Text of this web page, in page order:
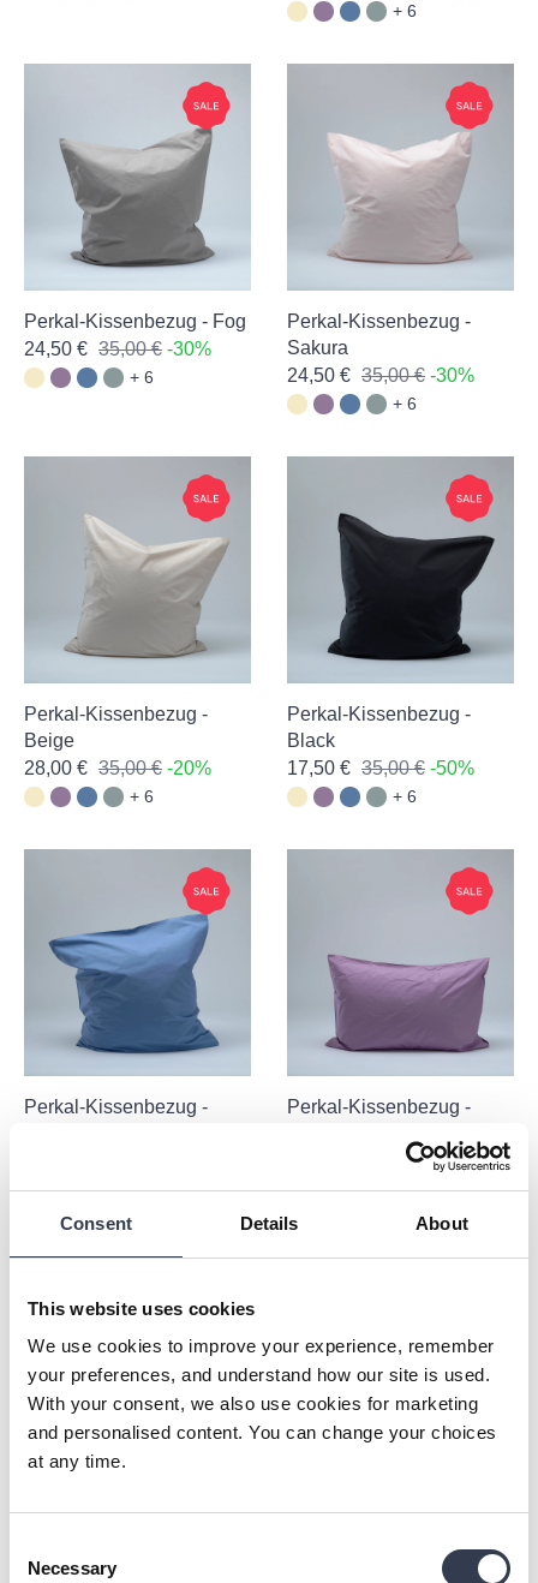
Consent Details About
This website uses cookies
We use cookies to improve your experience, remember
your preferences, and understand how our site is used.
With your consent, we also use cookies for marketing
and personalised content. You can change your choices
at any time.
Selection
Necessary
+ 6
Perkal-Kissenbezug - Fog
24,50 € 35,00 € -30%
+ 6
Perkal-Kissenbezug -
Sakura
24,50 € 35,00 € -30%
+ 6
Perkal-Kissenbezug -
Beige
28,00 € 35,00 € -20%
+ 6
Perkal-Kissenbezug -
Black
17,50 € 35,00 € -50%
+ 6
Perkal-Kissenbezug -
+ 6
Perkal-Kissenbezug -
35,00 € -50%
+ 6
-50%